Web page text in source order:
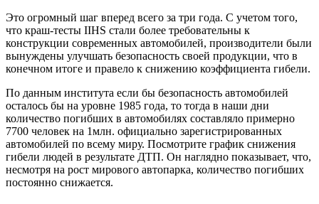
Это огромный шаг вперед всего за три года. С учетом того,
что краш-тесты IIHS стали более требовательны к
конструкции современных автомобилей, производители были
вынуждены улучшать безопасность своей продукции, что в
конечном итоге и правело к снижению коэффициента гибели.
По данным института если бы безопасность автомобилей
осталось бы на уровне 1985 года, то тогда в наши дни
количество погибших в автомобилях составляло примерно
7700 человек на 1млн. официально зарегистрированных
автомобилей по всему миру. Посмотрите график снижения
гибели людей в результате ДТП. Он наглядно показывает, что,
несмотря на рост мирового автопарка, количество погибших
постоянно снижается.